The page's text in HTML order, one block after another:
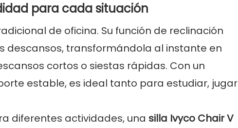
para cada situación
de oficina. Su función de reclinación
descansos, transformándola al instante en
cortos o siestas rápidas. Con un
estable, es ideal tanto para estudiar, jugar
diferentes actividades, una silla Ivyco Chair V